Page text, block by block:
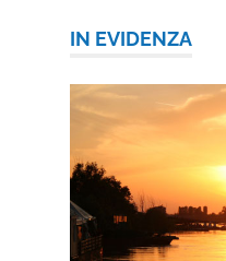
IN EVIDENZA